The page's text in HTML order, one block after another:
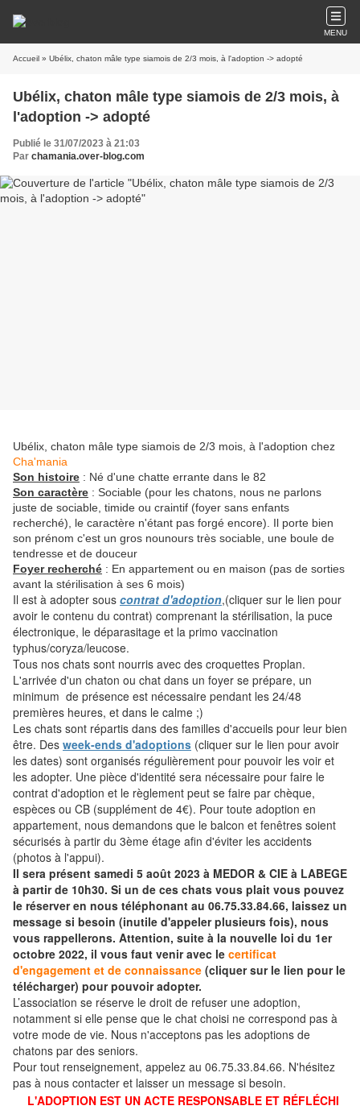
MENU
Accueil » Ubélix, chaton mâle type siamois de 2/3 mois, à l'adoption -> adopté
Ubélix, chaton mâle type siamois de 2/3 mois, à
l'adoption -> adopté
Publié le 31/07/2023 à 21:03
Par chamania.over-blog.com
Ubélix, chaton mâle type siamois de 2/3 mois, à l'adoption chez
Cha'mania
Son histoire : Né d'une chatte errante dans le 82
Son caractère : Sociable (pour les chatons, nous ne parlons
juste de sociable, timide ou craintif (foyer sans enfants
recherché), le caractère n'étant pas forgé encore). Il porte bien
son prénom c'est un gros nounours très sociable, une boule de
tendresse et de douceur
Foyer recherché : En appartement ou en maison (pas de sorties
avant la stérilisation à ses 6 mois)
Il est à adopter sous contrat d'adoption,(cliquer sur le lien pour
avoir le contenu du contrat) comprenant la stérilisation, la puce
électronique, le déparasitage et la primo vaccination
typhus/coryza/leucose.
Tous nos chats sont nourris avec des croquettes Proplan.
L'arrivée d'un chaton ou chat dans un foyer se prépare, un
minimum de présence est nécessaire pendant les 24/48
premières heures, et dans le calme ;)
Les chats sont répartis dans des familles d'accueils pour leur bien
être. Des week-ends d'adoptions (cliquer sur le lien pour avoir
les dates) sont organisés régulièrement pour pouvoir les voir et
les adopter. Une pièce d'identité sera nécessaire pour faire le
contrat d'adoption et le règlement peut se faire par chèque,
espèces ou CB (supplément de 4€). Pour toute adoption en
appartement, nous demandons que le balcon et fenêtres soient
sécurisés à partir du 3ème étage afin d'éviter les accidents
(photos à l'appui).
Il sera présent samedi 5 août 2023 à MEDOR & CIE à LABEGE
à partir de 10h30. Si un de ces chats vous plait vous pouvez
le réserver en nous téléphonant au 06.75.33.84.66, laissez un
message si besoin (inutile d'appeler plusieurs fois), nous
vous rappellerons. Attention, suite à la nouvelle loi du 1er
octobre 2022, il vous faut venir avec le certificat
d'engagement et de connaissance (cliquer sur le lien pour le
télécharger) pour pouvoir adopter.
L’association se réserve le droit de refuser une adoption,
notamment si elle pense que le chat choisi ne correspond pas à
votre mode de vie. Nous n'acceptons pas les adoptions de
chatons par des seniors.
Pour tout renseignement, appelez au 06.75.33.84.66. N'hésitez
pas à nous contacter et laisser un message si besoin.
L'ADOPTION EST UN ACTE RESPONSABLE ET RÉFLÉCHI